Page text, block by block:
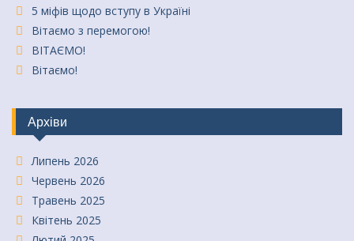
5 міфів щодо вступу в Україні
Вітаємо з перемогою!
ВІТАЄМО!
Вітаємо!
Архіви
Липень 2026
Червень 2026
Травень 2025
Квітень 2025